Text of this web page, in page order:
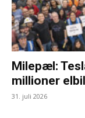
Milepæl:
millioner
31. juli 2026